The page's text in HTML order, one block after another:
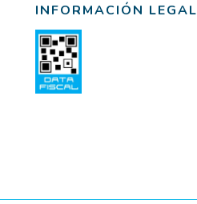
INFORMACIÓN LEGAL